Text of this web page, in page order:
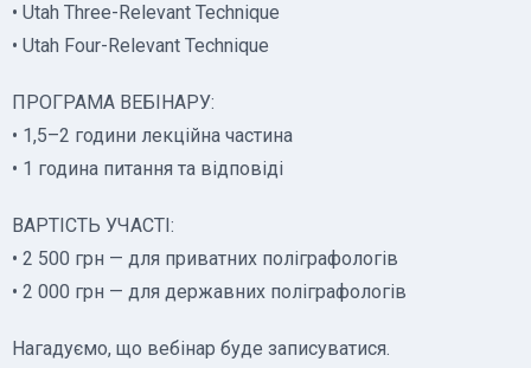
• Utah Three-Relevant Technique
• Utah Four-Relevant Technique
ПРОГРАМА ВЕБІНАРУ:
• 1,5–2 години лекційна частина
• 1 година питання та відповіді
ВАРТІСТЬ УЧАСТІ:
• 2 500 грн — для приватних поліграфологів
• 2 000 грн — для державних поліграфологів
Нагадуємо, що вебінар буде записуватися.